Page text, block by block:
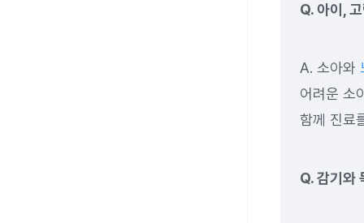
Q. 아이,
A. 소아와
어려운 소
함께 진료
Q. 감기와